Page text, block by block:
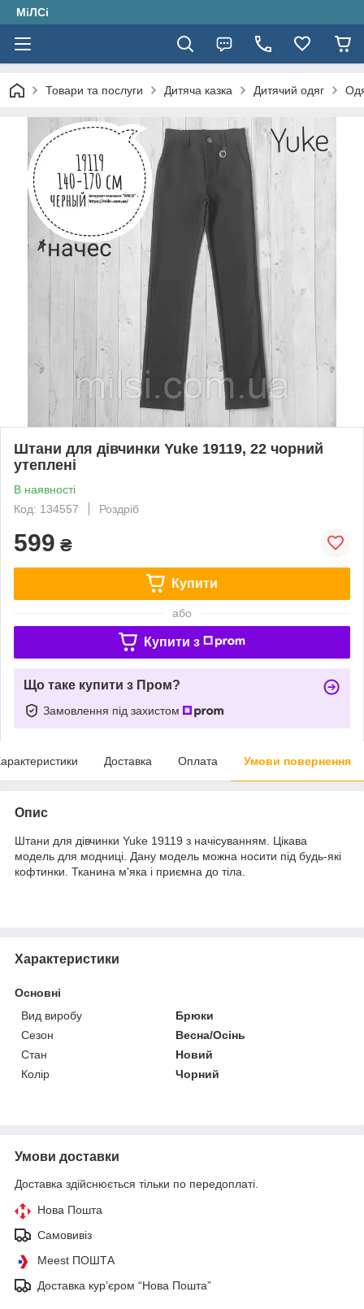
МіЛСі
Товари та послуги Дитяча казка Дитячий одяг
Штани для дівчинки Yuke 19119, 22 чорний
утеплені
В наявності
Код: 134557
Роздріб
599 ₴
Купити
або
Купити з
Що таке купити з Пром?
Замовлення під захистом
Доставка Оплата Умови повернення
Опис
Штани для дівчинки Yuke 19119 з начісуванням. Цікава
модель для модниці. Дану модель можна носити під будь-які
кофтинки. Тканина м'яка і приємна до тіла.
Характеристики
Основні
Вид виробу
Брюки
Сезон
Весна/Осінь
Стан
Новий
Колір
Чорний
Умови доставки
Доставка здійснюється тільки по передоплаті.
Нова Пошта
Самовивіз
Meest ПОШТА
Доставка кур’єром “Нова Пошта”